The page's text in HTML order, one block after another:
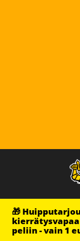
🎁
peliin - vain 1